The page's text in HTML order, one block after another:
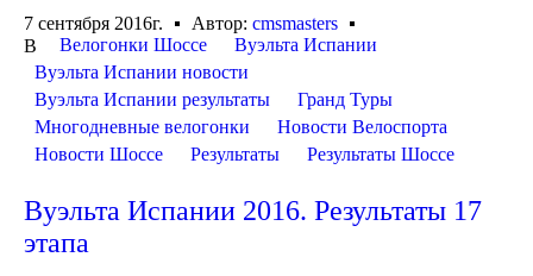
7 сентября 2016г.
Автор: cmsmasters
В
Велогонки Шоссе
Вуэльта Испании
Вуэльта Испании новости
Вуэльта Испании результаты
Гранд Туры
Многодневные велогонки
Новости Велоспорта
Новости Шоссе
Результаты Результаты Шоссе
Вуэльта Испании 2016. Результаты 17
этапа